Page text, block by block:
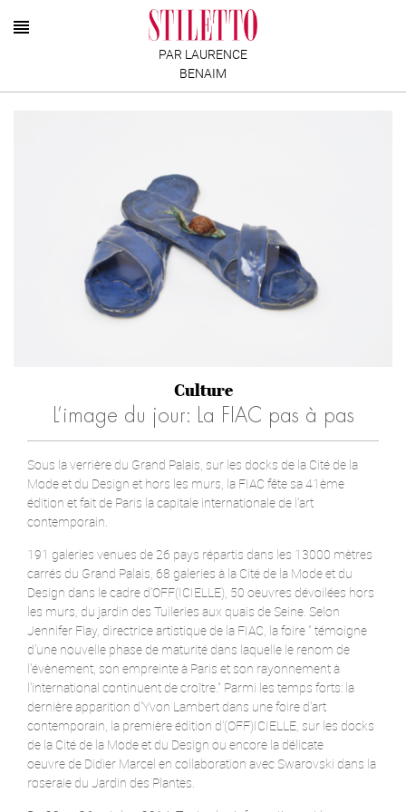
PAR LAURENCE
BENAIM
Culture
L’image du jour: La FIAC pas à pas
Sous la verrière du Grand Palais, sur les docks de la Cité de la
Mode et du Design et hors les murs, la FIAC fête sa 41ème
édition et fait de Paris la capitale internationale de l'art
contemporain.
191 galeries venues de 26 pays répartis dans les 13000 mètres
carrés du Grand Palais, 68 galeries à la Cité de la Mode et du
Design dans le cadre d'OFF(ICIELLE), 50 oeuvres dévoilées hors
les murs, du jardin des Tuileries aux quais de Seine. Selon
Jennifer Flay, directrice artistique de la FIAC, la foire " témoigne
d'une nouvelle phase de maturité dans laquelle le renom de
l'évènement, son empreinte à Paris et son rayonnement à
l'international continuent de croître." Parmi les temps forts: la
dernière apparition d'Yvon Lambert dans une foire d'art
contemporain, la première édition d'(OFF)ICIELLE, sur les docks
de la Cité de la Mode et du Design ou encore la délicate
oeuvre de Didier Marcel en collaboration avec Swarovski dans la
roseraie du Jardin des Plantes.